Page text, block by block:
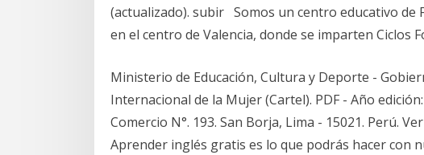
(actualizado). subir Somos un centro educativo de
en el centro de Valencia, donde se imparten Ciclos
Ministerio de Educación, Cultura y Deporte -
Internacional de la Mujer (Cartel). PDF - Año
Comercio N°. 193. San Borja, Lima - 15021. Perú.
Aprender inglés gratis es lo que podrás hacer con